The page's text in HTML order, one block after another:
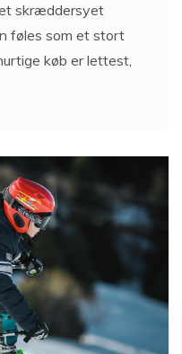
skræddersyet
føles som et stort
køb er lettest,